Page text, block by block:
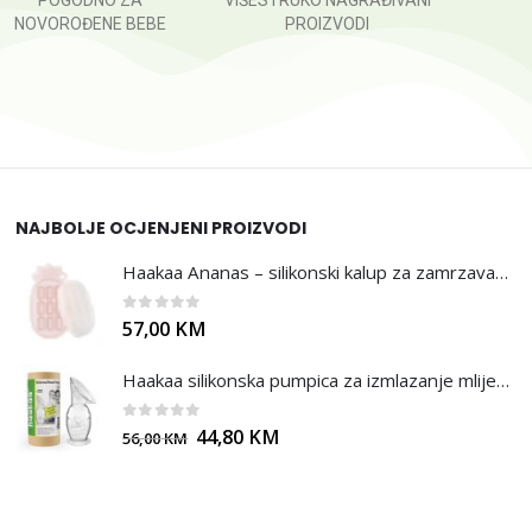
NOVOROĐENE BEBE
PROIZVODI
NAJBOLJE OCJENJENI PROIZVODI
Haakaa Ananas – silikonski kalup za zamrzavanje
0out of 5
57,00 KM
Haakaa silikonska pumpica za izmlazanje mlijeka - 100ml
out of 5
56,00KM 44,80 KM